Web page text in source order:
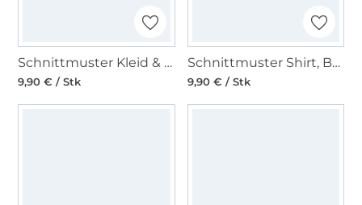
Schnittmuster Kleid & Top, Burda 5737
9,90 € / Stk
Schnittmuster Shirt, Burda 5831
9,90 € / Stk